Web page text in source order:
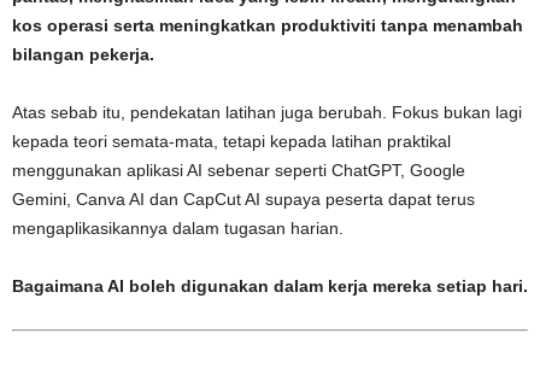
kos operasi serta meningkatkan produktiviti tanpa menambah
bilangan pekerja.
Atas sebab itu, pendekatan latihan juga berubah. Fokus bukan lagi
kepada teori semata-mata, tetapi kepada latihan praktikal
menggunakan aplikasi AI sebenar seperti ChatGPT, Google
Gemini, Canva AI dan CapCut AI supaya peserta dapat terus
mengaplikasikannya dalam tugasan harian.
Bagaimana AI boleh digunakan dalam kerja mereka setiap hari.